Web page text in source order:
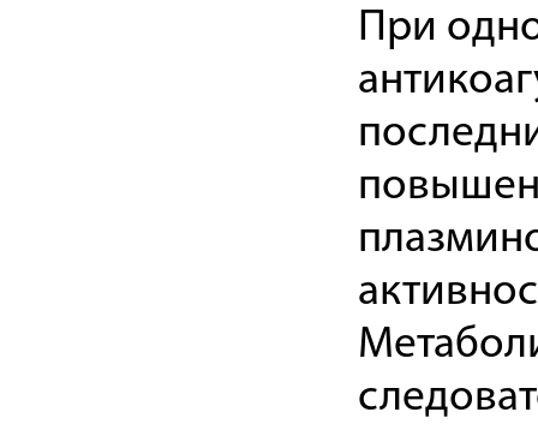
При